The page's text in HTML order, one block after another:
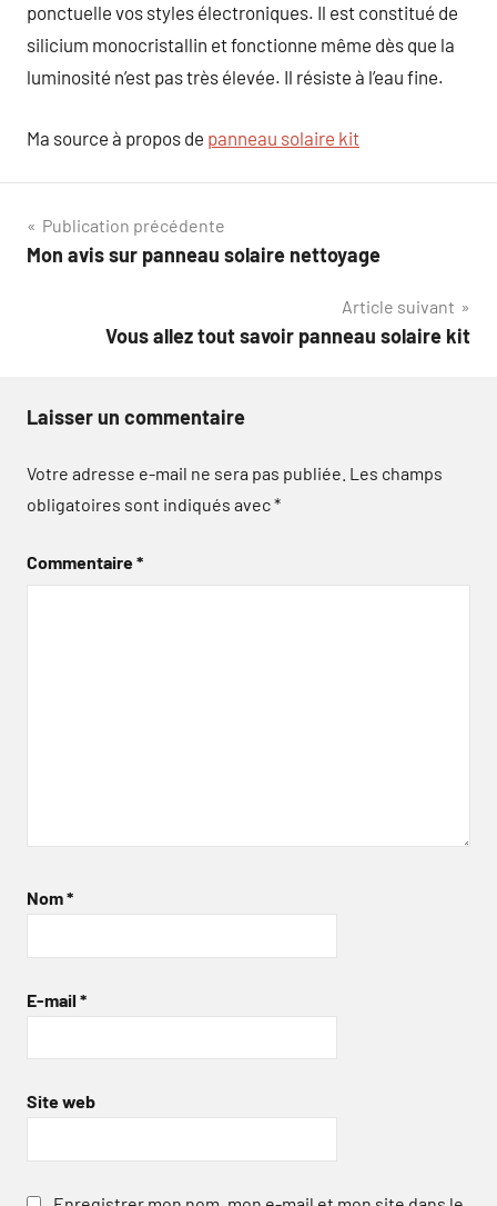
ponctuelle vos styles électroniques. Il est constitué de
silicium monocristallin et fonctionne même dès que la
luminosité n’est pas très élevée. Il résiste à l’eau fine.
Ma source à propos de panneau solaire kit
Navigation
de
Publication précédente
Mon avis sur panneau solaire nettoyage
Article suivant
Vous allez tout savoir panneau solaire kit
Laisser un commentaire
Votre adresse e-mail ne sera pas publiée. Les champs
obligatoires sont indiqués avec*
Commentaire*
Nom*
E-mail *
Site web